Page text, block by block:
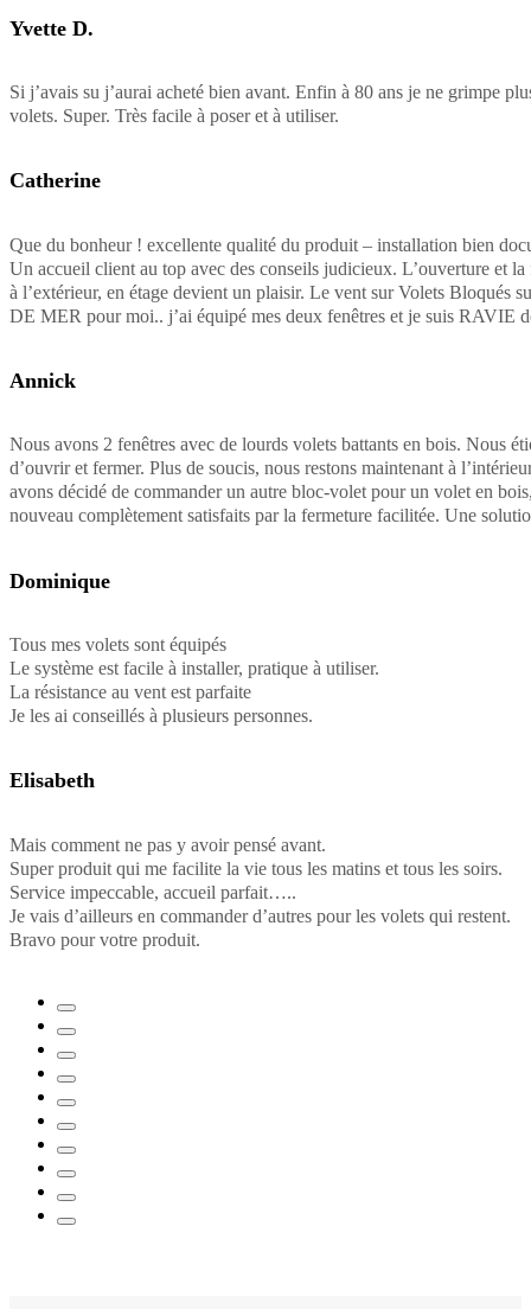
Yvette D.
Si j’avais su j’aurai acheté bien avant. Enfin à 80 ans je ne grimpe
volets. Super. Très facile à poser et à utiliser.
Catherine
Que du bonheur ! excellente qualité du produit – installation bien
Un accueil client au top avec des conseils judicieux. L’ouverture et la
à l’extérieur, en étage devient un plaisir. Le vent sur Volets Bloqués
DE MER pour moi.. j’ai équipé mes deux fenêtres et je suis RAVIE
Annick
Nous avons 2 fenêtres avec de lourds volets battants en bois. Nous
d’ouvrir et fermer. Plus de soucis, nous restons maintenant à
avons décidé de commander un autre bloc-volet pour un volet en
nouveau complètement satisfaits par la fermeture facilitée. Une
Dominique
Tous mes volets sont équipés
Le système est facile à installer, pratique à utiliser.
La résistance au vent est parfaite
Je les ai conseillés à plusieurs personnes.
Elisabeth
Mais comment ne pas y avoir pensé avant.
Super produit qui me facilite la vie tous les matins et tous les soirs.
Service impeccable, accueil parfait…..
Je vais d’ailleurs en commander d’autres pour les volets qui restent.
Bravo pour votre produit.